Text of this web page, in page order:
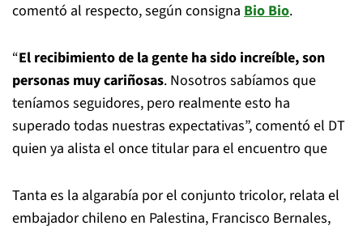
comentó al respecto, según consigna Bio Bio.
“El recibimiento de la gente ha sido increíble, son
personas muy cariñosas. Nosotros sabíamos que
teníamos seguidores, pero realmente esto ha
superado todas nuestras expectativas”, comentó el DT
quien ya alista el once titular para el encuentro que
Tanta es la algarabía por el conjunto tricolor, relata el
embajador chileno en Palestina, Francisco Bernales,